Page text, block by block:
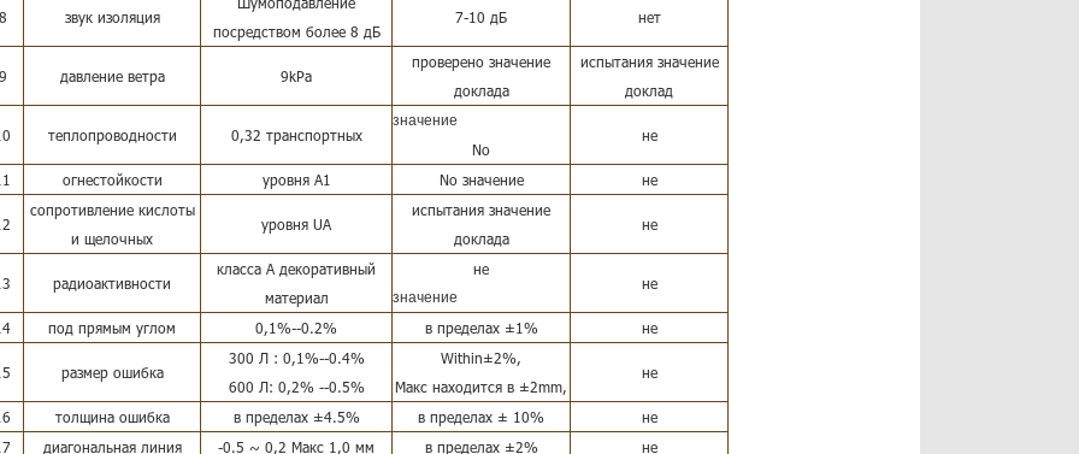
8 звук изоляция
посредством более 8 дБ
7-10 дБ нет
9 давление ветра 9kPa
проверено значение
доклада
испытания значение
доклад
теплопроводности 0,32 транспортных
значение
No
не
огнестойкости уровня A1 No значение не
сопротивление кислоты
и щелочных
уровня UA
испытания значение
доклада
не
радиоактивности
класса А декоративный
материал
не
значение
не
под прямым углом 0,1%--0.2% в пределах ±1% не
размер ошибка
300 Л : 0,1%--0.4%
600 Л: 0,2% --0.5%
Within±2%,
Макс находится в ±2mm,
не
толщина ошибка в пределах ±4.5% в пределах ± 10%
не
диагональная линия -0.5 ~ 0,2 Макс 1,0 мм в пределах ±2% не